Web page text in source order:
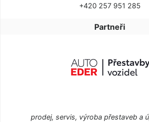
+420 257 951 285
Partneři
prodej, servis, výroba přestaveb a